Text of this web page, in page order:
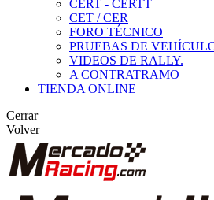
CERT - CERTT
CET / CER
FORO TÉCNICO
PRUEBAS DE
VIDEOS DE RALLY.
A CONTRATRAMO
TIENDA ONLINE
Cerrar
Volver